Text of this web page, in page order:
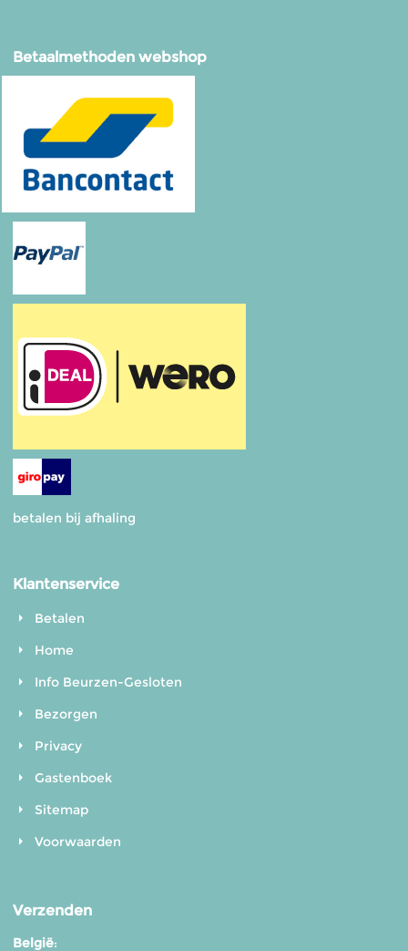
Betaalmethoden webshop
betalen bij afhaling
Klantenservice
Betalen
Home
Info Beurzen-Gesloten
Bezorgen
Privacy
Gastenboek
Sitemap
Voorwaarden
Verzenden
België: